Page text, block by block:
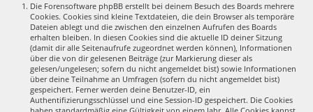
Die Forensoftware phpBB erstellt bei deinem Besuch des Boards mehrere
Cookies. Cookies sind kleine Textdateien, die dein Browser als temporäre
Dateien ablegt und die zwischen den einzelnen Aufrufen des Boards
erhalten bleiben. In diesen Cookies sind die aktuelle ID deiner Sitzung
(damit dir alle Seitenaufrufe zugeordnet werden können), Informationen
über die von dir gelesenen Beiträge (zur Markierung dieser als
gelesen/ungelesen; sofern du nicht angemeldet bist) sowie Informationen
über deine Teilnahme an Umfragen (sofern du nicht angemeldet bist)
gespeichert. Ferner werden deine Benutzer-ID, ein
Authentifizierungsschlüssel und eine Session-ID gespeichert. Die Cookies